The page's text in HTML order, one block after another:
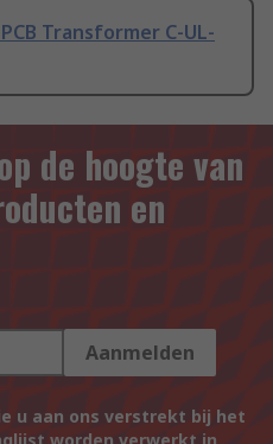
Transformer C-UL-
de hoogte van
en
Aanmelden
u aan ons verstrekt bij het